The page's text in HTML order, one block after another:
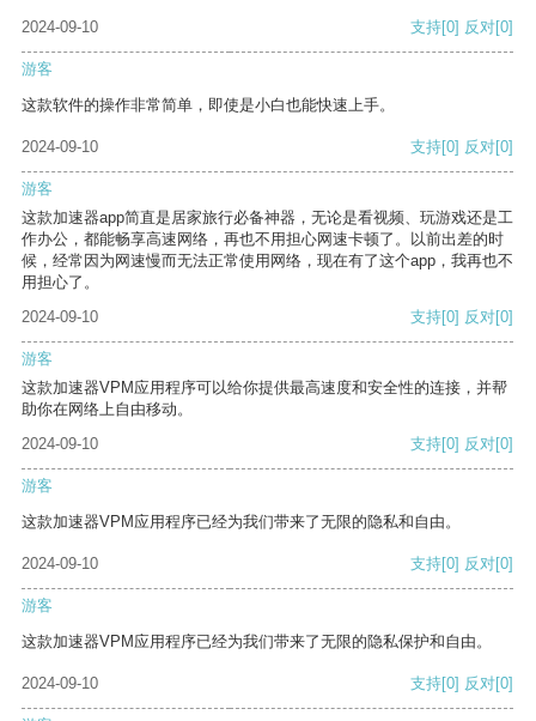
2024-09-10 支持[0] 反对[0]
游客
这款软件的操作非常简单，即使是小白也能快速上手。
2024-09-10 支持[0] 反对[0]
游客
这款加速器app简直是居家旅行必备神器，无论是看视频、玩游戏还是工
作办公，都能畅享高速网络，再也不用担心网速卡顿了。以前出差的时
候，经常因为网速慢而无法正常使用网络，现在有了这个app，我再也不
用担心了。
2024-09-10
支持[0] 反对[0]
游客
这款加速器VPM应用程序可以给你提供最高速度和安全性的连接，并帮
助你在网络上自由移动。
2024-09-10
支持[0] 反对[0]
游客
这款加速器VPM应用程序已经为我们带来了无限的隐私和自由。
2024-09-10 支持[0] 反对[0]
游客
这款加速器VPM应用程序已经为我们带来了无限的隐私保护和自由。
2024-09-10 支持[0] 反对[0]